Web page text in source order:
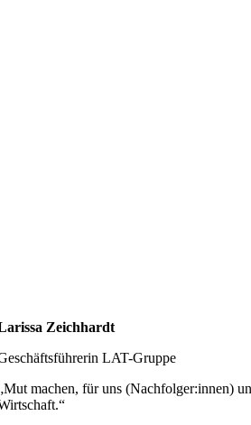
Zeichhardt
LAT-Gruppe
machen, für uns (Nachfolger:innen)